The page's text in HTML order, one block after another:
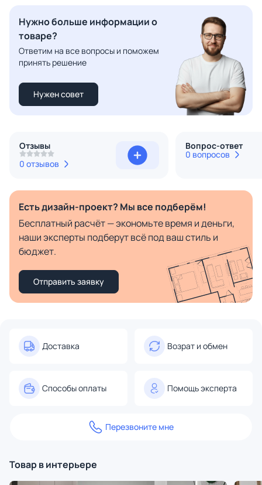
Нужно больше информации о
товаре?
Ответим на все вопросы и поможем
принять решение
Нужен совет
Отзывы
0 отзывов
Вопрос-ответ
0 вопросов
Есть дизайн-проект? Мы все подберём!
Бесплатный расчёт — экономьте время и деньги,
наши эксперты подберут всё под ваш стиль и
бюджет.
Отправить заявку
Доставка Возрат и обмен
Способы оплаты Помощь эксперта
Перезвоните мне
Товар в интерьере